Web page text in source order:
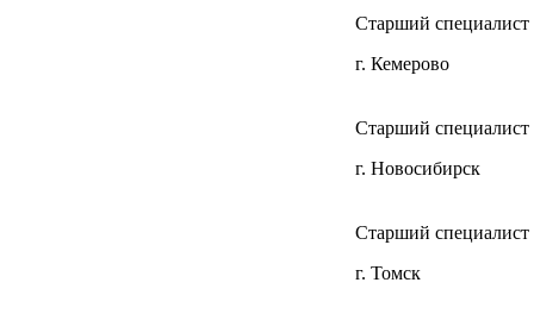
Старший специалист
г. Кемерово
Старший специалист
г. Новосибирск
Старший специалист
г. Томск